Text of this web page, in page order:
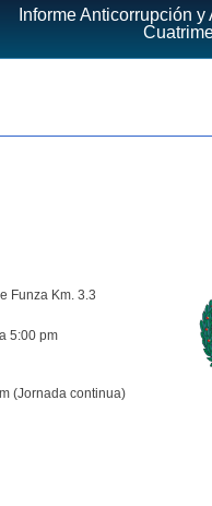
Informe Anticorrupción
Funza Km. 3.3
5:00 pm
(Jornada continua)